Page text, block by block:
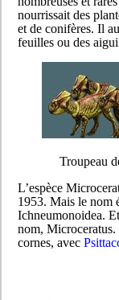
nourrissait des
et de conifères. Il
feuilles ou des
Troupeau
L’espèce
1953. Mais le nom
Ichneumonoidea.
nom, Microceratus.
cornes, avec